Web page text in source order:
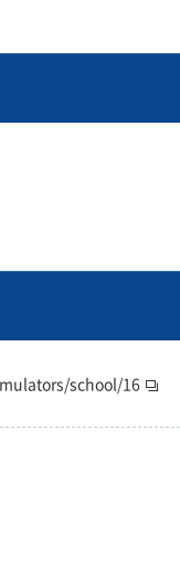
school/16